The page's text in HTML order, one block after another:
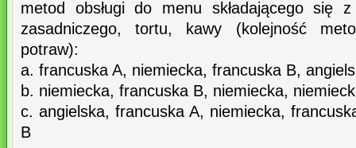
metod obsługi do menu składającego się
zasadniczego, tortu, kawy (kolejność
potraw):
a. francuska A, niemiecka, francuska B,
b. niemiecka, francuska B, niemiecka,
c. angielska, francuska A, niemiecka,
B